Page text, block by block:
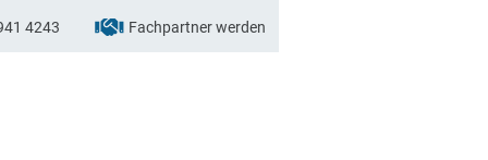
4243 Fachpartner werden